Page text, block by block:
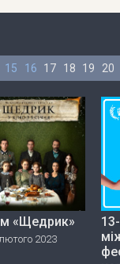
15 16 17 18 19 20
«Щедрик»
2023